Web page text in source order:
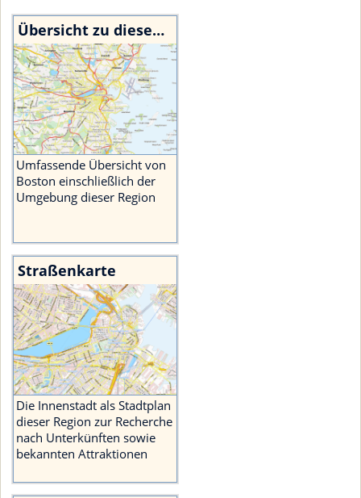
Übersicht zu diesem Ort
Umfassende Übersicht von
Boston einschließlich der
Umgebung dieser Region
Straßenkarte
Die Innenstadt als Stadtplan
dieser Region zur Recherche
nach Unterkünften sowie
bekannten Attraktionen